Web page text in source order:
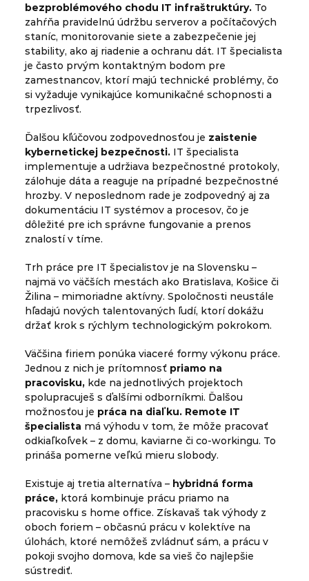
bezproblémového chodu IT infraštruktúry.To
zahŕňa pravidelnú údržbu serverov a počítačových
staníc, monitorovanie siete a zabezpečenie jej
stability, ako aj riadenie a ochranu dát. IT špecialista
je často prvým kontaktným bodom pre
zamestnancov, ktorí majú technické problémy, čo
si vyžaduje vynikajúce komunikačné schopnosti a
trpezlivosť.
Ďalšou kľúčovou zodpovednosťou je zaistenie
kybernetickej bezpečnosti.IT špecialista
implementuje a udržiava bezpečnostné protokoly,
zálohuje dáta a reaguje na prípadné bezpečnostné
hrozby. V neposlednom rade je zodpovedný aj za
dokumentáciu IT systémov a procesov, čo je
dôležité pre ich správne fungovanie a prenos
znalostí v tíme.
Trh práce pre IT špecialistov je na Slovensku –
najmä vo väčších mestách ako Bratislava, Košice či
Žilina – mimoriadne aktívny. Spoločnosti neustále
hľadajú nových talentovaných ľudí, ktorí dokážu
držať krok s rýchlym technologickým pokrokom.
Väčšina firiem ponúka viaceré formy výkonu práce.
Jednou z nich je prítomnosť priamo na
pracovisku,kde na jednotlivých projektoch
spolupracuješ s ďalšími odborníkmi. Ďalšou
možnosťou je práca na diaľku. Remote IT
špecialista má výhodu v tom, že môže pracovať
odkiaľkoľvek – z domu, kaviarne či co-workingu. To
prináša pomerne veľkú mieru slobody.
Existuje aj tretia alternatíva – hybridná forma
práce,ktorá kombinuje prácu priamo na
pracovisku s home office. Získavaš tak výhody z
oboch foriem – občasnú prácu v kolektíve na
úlohách, ktoré nemôžeš zvládnuť sám, a prácu v
pokoji svojho domova, kde sa vieš čo najlepšie
sústrediť.